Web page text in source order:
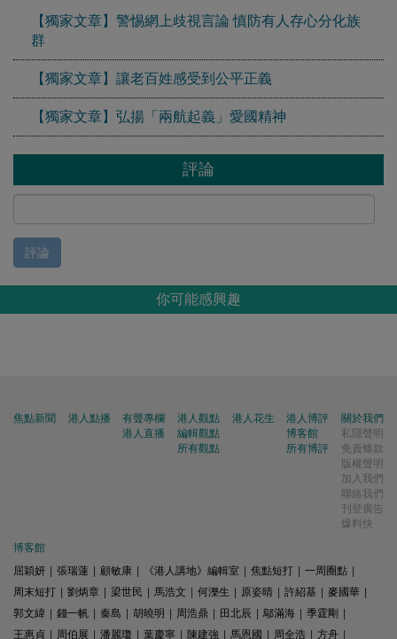
【獨家文章】警惕網上歧視言論 慎防有人存心分化族
群
【獨家文章】讓老百姓感受到公平正義
【獨家文章】弘揚「兩航起義」愛國精神
評論
評論
你可能感興趣
焦點新聞 港人點播
有聲專欄
港人直播
港人觀點
編輯觀點
所有觀點
港人花生
港人博評
博客館
所有博評
關於我們
私隱聲明
免責條款
版權聲明
加入我們
聯絡我們
刊登廣告
爆料快
博客館
屈穎妍 | 張瑞蓮 | 顧敏康 | 《港人講地》編輯室 | 焦點短打 | 一周圈點 |
周末短打 | 劉炳章 | 梁世民 | 馬浩文 | 何濼生 | 原姿晴 | 許紹基 | 麥國華 |
郭文緯 | 錢一帆 | 秦島 | 胡曉明 | 周浩鼎 | 田北辰 | 鄔滿海 | 季霆剛 |
王惠貞 | 周伯展 | 潘麗瓊 | 葉慶寧 | 陳建強 | 馬恩國 | 周全浩 | 方舟 |